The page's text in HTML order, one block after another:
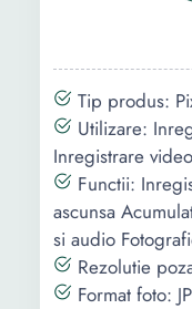
Tip produs:
Utilizare:
Inregistrare video
Functii:
ascunsa
si audio
Rezolutie
Format foto: